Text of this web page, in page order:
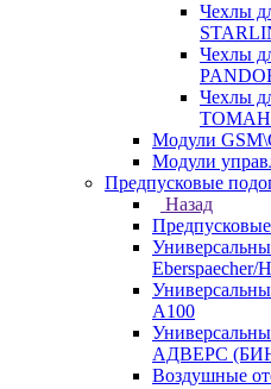
Чехлы
Чехлы
Чехлы
Модули
Модули
Предпусковые
Назад
Eberspaecher/
A100
АДВЕРС
Воздушные